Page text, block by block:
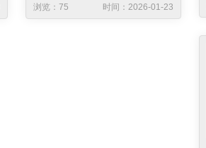
浏览：75 时间：2026-01-23